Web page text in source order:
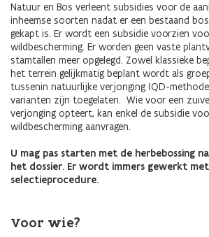
Natuur en Bos verleent subsidies voor de
inheemse soorten nadat er een bestaand
gekapt is. Er wordt een subsidie voorzien
wildbescherming. Er worden geen vaste
stamtallen meer opgelegd. Zowel klassieke
het terrein gelijkmatig beplant wordt als
tussenin natuurlijke verjonging (QD-
varianten zijn toegelaten. Wie voor een
verjonging opteert, kan enkel de subsidie
wildbescherming aanvragen.
U mag pas starten met de herbebossing
het dossier. Er wordt immers gewerkt
selectieprocedure.
Voor wie?